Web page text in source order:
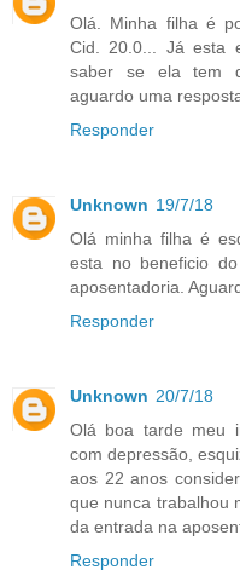
Olá. Minha filha é
Cid. 20.0... Já esta
saber se ela tem
aguardo uma
Responder
Unknown 19/7/18
Olá minha filha é
esta no beneficio
aposentadoria.
Responder
Unknown 20/7/18
Olá boa tarde meu
com depressão,
aos 22 anos
que nunca trabalhou
da entrada na
Responder